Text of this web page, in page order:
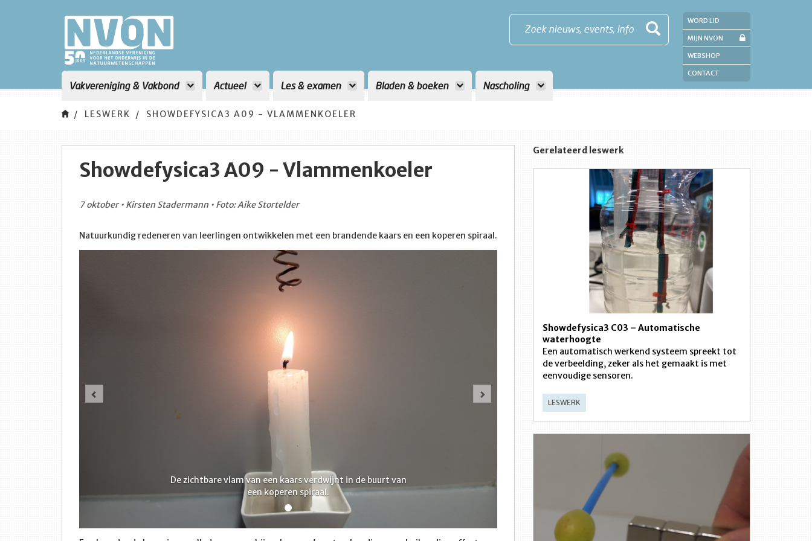
Zoek nieuws, events, info
Vakvereniging & Vakbond Actueel Les & examen Bladen & boeken Nascholing
WORD LID
MIJN NVON
WEBSHOP
CONTACT
LESWERK SHOWDEFYSICA3 A09 - VLAMMENKOELER
Showdefysica3 A09 - Vlammenkoeler
7 oktober • Kirsten Stadermann • Foto: Aike Stortelder
Natuurkundig redeneren van leerlingen ontwikkelen met een brandende kaars en een koperen spiraal.
De zichtbare vlam van een kaars verdwijnt in de buurt van
een koperen spiraal.
Vorige Volgende
Gerelateerd leswerk
Showdefysica3 C03 – Automatische
waterhoogte
Een automatisch werkend systeem spreekt tot
de verbeelding, zeker als het gemaakt is met
eenvoudige sensoren.
LESWERK